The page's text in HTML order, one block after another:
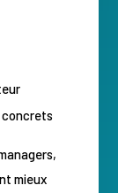
concrets
mieux